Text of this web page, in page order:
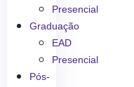
Presencial
Graduação
EAD
Presencial
Pós-